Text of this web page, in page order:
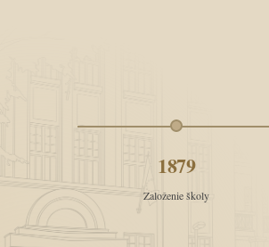
1879
Založenie školy